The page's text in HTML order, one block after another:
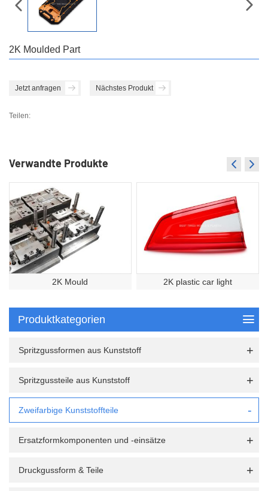
2K Moulded Part
Jetzt anfragen Nächstes Produkt
Teilen:
Verwandte Produkte
2K Mould 2K plastic car light
Produktkategorien
Spritzgussformen aus Kunststoff
Spritzgussteile aus Kunststoff
Zweifarbige Kunststoffteile
Ersatzformkomponenten und -einsätze
Druckgussform & Teile